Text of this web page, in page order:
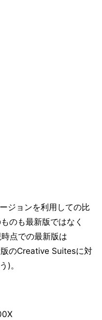
ジョンを利用しての比
のも最新版ではなく
点での最新版は
のCreative Suitesに対
)。